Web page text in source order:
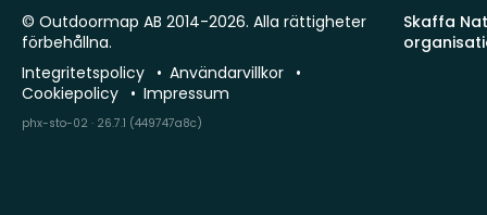
Skaffa
© Outdoormap AB 2014-2026. Alla rättigheter
förbehållna.
Integritetspolicy
Användarvillkor
Cookiepolicy
Impressum
phx-sto-02 · 26.7.1 (449747a8c)